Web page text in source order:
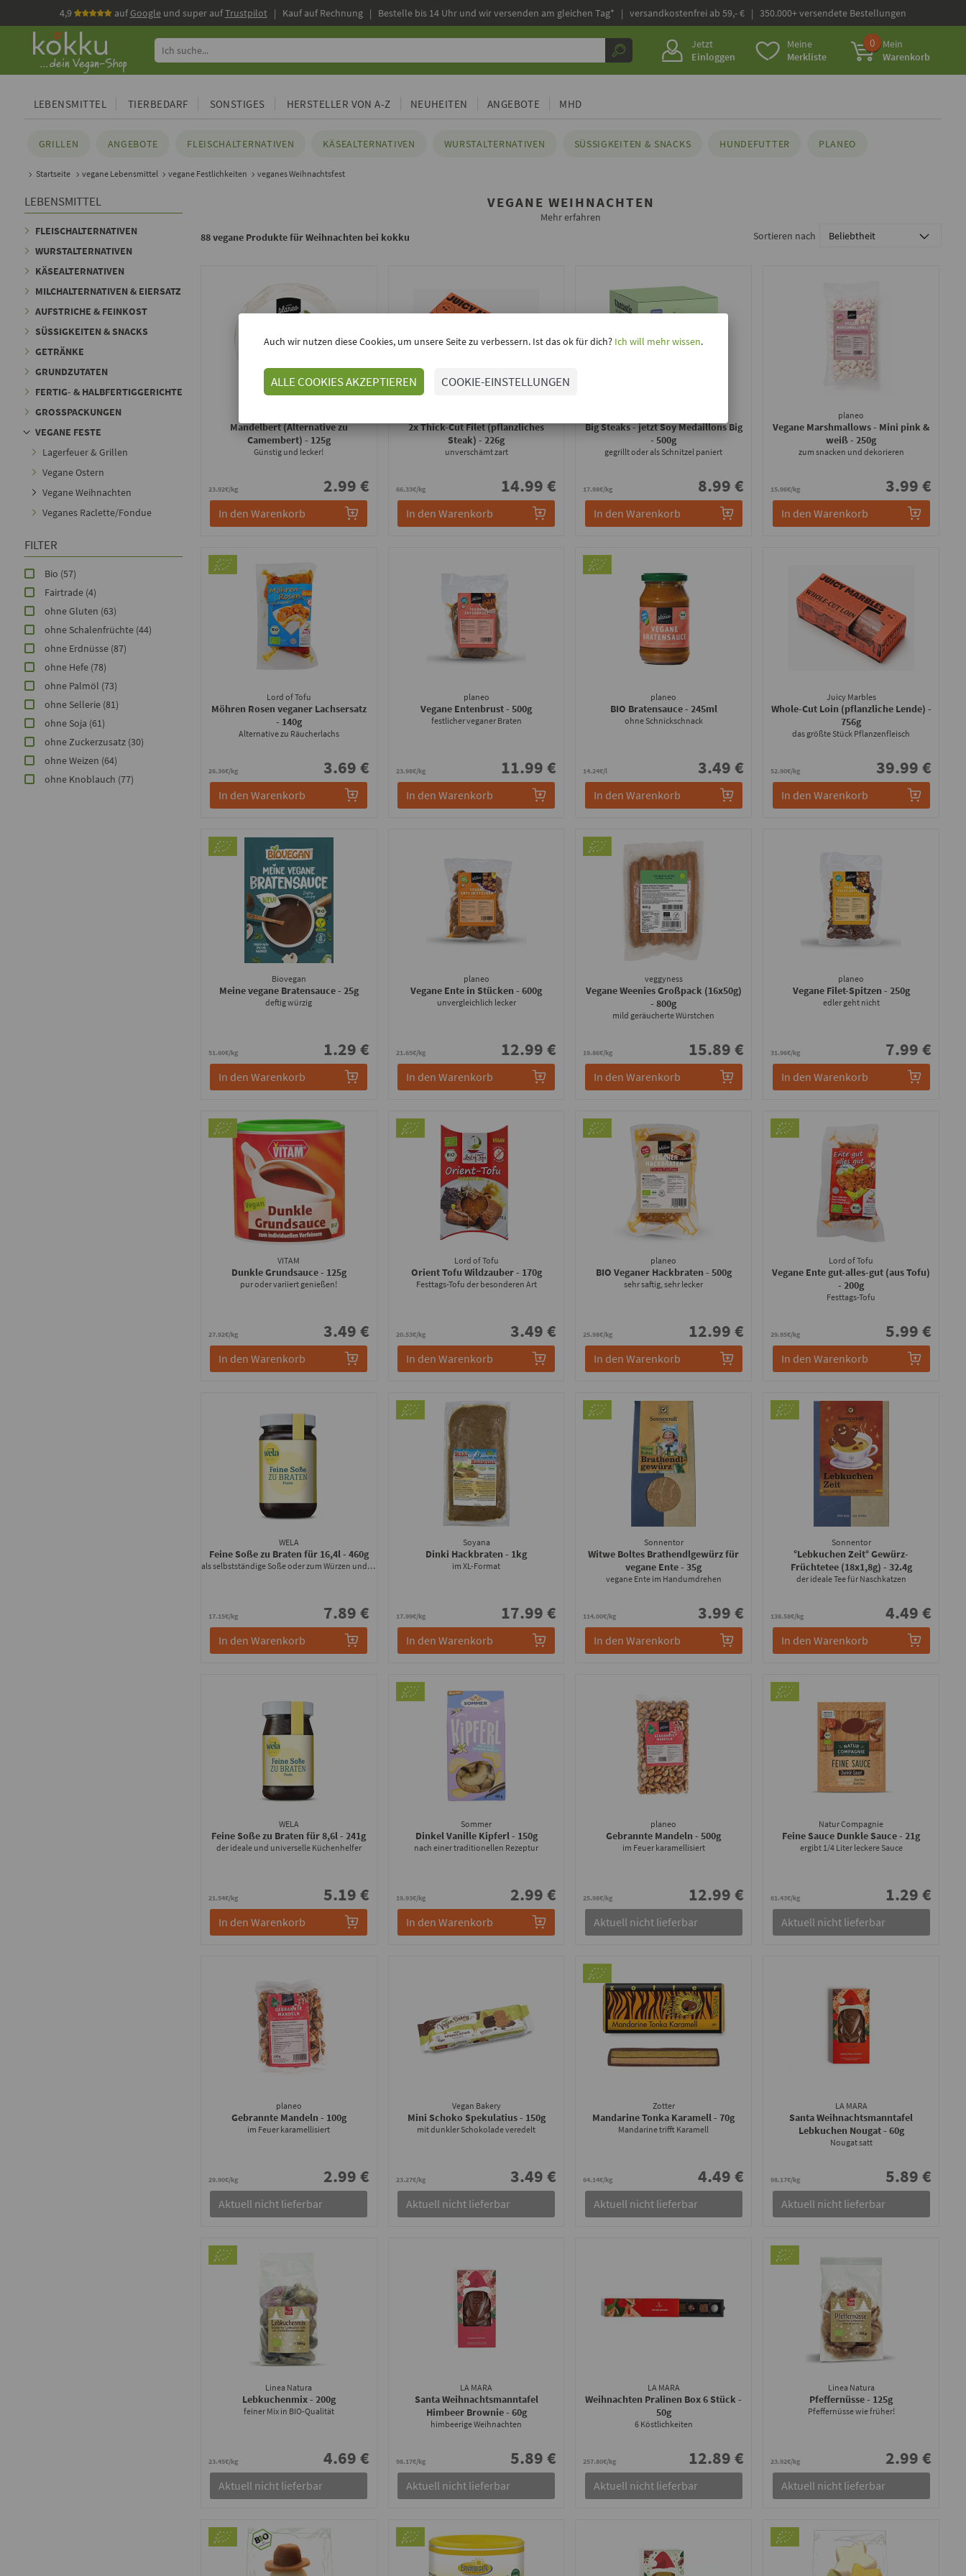
4,9 aufGoogleund super aufTrustpilot| Kauf auf Rechnung | Bestelle bis 14 Uhr und wir versenden am gleichen Tag* | versandkostenfrei ab 59,- € | 350.000+ versendete Bestellungen
Jetzt
Einloggen
Meine
Merkliste
0
Mein
Warenkorb
LEBENSMITTEL TIERBEDARF SONSTIGES HERSTELLER VON A-Z NEUHEITEN ANGEBOTE MHD
GRILLEN ANGEBOTE FLEISCHALTERNATIVEN KÄSEALTERNATIVEN WURSTALTERNATIVEN SÜSSIGKEITEN & SNACKS HUNDEFUTTER PLANEO
Startseite vegane Lebensmittel vegane Festlichkeiten veganes Weihnachtsfest
LEBENSMITTEL
FLEISCHALTERNATIVEN
WURSTALTERNATIVEN
KÄSEALTERNATIVEN
MILCHALTERNATIVEN & EIERSATZ
AUFSTRICHE & FEINKOST
SÜSSIGKEITEN & SNACKS
GETRÄNKE
GRUNDZUTATEN
FERTIG- & HALBFERTIGGERICHTE
GROSSPACKUNGEN
VEGANE FESTE
Lagerfeuer & Grillen
Vegane Ostern
Vegane Weihnachten
Veganes Raclette/Fondue
FILTER
Bio (57)
Fairtrade (4)
ohne Gluten (63)
ohne Schalenfrüchte (44)
ohne Erdnüsse (87)
ohne Hefe (78)
ohne Palmöl (73)
ohne Sellerie (81)
ohne Soja (61)
ohne Zuckerzusatz (30)
ohne Weizen (64)
ohne Knoblauch (77)
VEGANE WEIHNACHTEN
Mehr erfahren
88 vegane Produkte für Weihnachten bei kokku
Sortieren nach
Mandelbert (Alternative zu
Camembert) - 125g
Günstig und lecker!
23.92€/kg 2.99 €
In den Warenkorb
2x Thick-Cut Filet (pflanzliches
Steak) - 226g
unverschämt zart
66.33€/kg 14.99 €
In den Warenkorb
Big Steaks - jetzt Soy Medaillons Big
- 500g
gegrillt oder als Schnitzel paniert
17.98€/kg 8.99 €
In den Warenkorb
planeo
Vegane Marshmallows - Mini pink &
weiß- 250g
zum snacken und dekorieren
15.96€/kg 3.99 €
In den Warenkorb
Lord of Tofu
Möhren Rosen veganer Lachsersatz
- 140g
Alternative zu Räucherlachs
26.36€/kg 3.69 €
In den Warenkorb
planeo
Vegane Entenbrust- 500g
festlicher veganer Braten
23.98€/kg 11.99 €
In den Warenkorb
planeo
BIO Bratensauce- 245ml
ohne Schnickschnack
14.24€/l 3.49 €
In den Warenkorb
Juicy Marbles
Whole-Cut Loin (pflanzliche Lende) -
756g
das größte Stück Pflanzenfleisch
52.90€/kg 39.99 €
In den Warenkorb
Biovegan
Meine vegane Bratensauce- 25g
deftig würzig
51.60€/kg 1.29 €
In den Warenkorb
planeo
Vegane Ente in Stücken - 600g
unvergleichlich lecker
21.65€/kg 12.99 €
In den Warenkorb
veggyness
Vegane Weenies Großpack (16x50g)
- 800g
mild geräucherte Würstchen
19.86€/kg 15.89 €
In den Warenkorb
planeo
Vegane Filet-Spitzen - 250g
edler geht nicht
31.96€/kg 7.99 €
In den Warenkorb
VITAM
Dunkle Grundsauce- 125g
pur oder variiert genießen!
27.92€/kg 3.49 €
In den Warenkorb
Lord of Tofu
Orient Tofu Wildzauber- 170g
Festtags-Tofu der besonderen Art
20.53€/kg 3.49 €
In den Warenkorb
planeo
BIO Veganer Hackbraten - 500g
sehr saftig, sehr lecker
25.98€/kg 12.99 €
In den Warenkorb
Lord of Tofu
Vegane Ente gut-alles-gut (aus Tofu)
- 200g
Festtags-Tofu
29.95€/kg 5.99 €
In den Warenkorb
WELA
Feine Soße zu Braten für 16,4l- 460g
als selbstständige Soße oder zum Würzen und Verfeinern
17.15€/kg 7.89 €
In den Warenkorb
Soyana
Dinki Hackbraten - 1kg
im XL-Format
17.99€/kg 17.99 €
In den Warenkorb
Sonnentor
Witwe Boltes Brathendlgewürz für
vegane Ente- 35g
vegane Ente im Handumdrehen
114.00€/kg 3.99 €
In den Warenkorb
Sonnentor
°Lebkuchen Zeit° Gewürz-
Früchtetee (18x1,8g) - 32.4g
der ideale Tee für Naschkatzen
138.58€/kg 4.49 €
In den Warenkorb
WELA
Feine Soße zu Braten für 8,6l- 241g
der ideale und universelle Küchenhelfer
21.54€/kg 5.19 €
In den Warenkorb
Sommer
Dinkel Vanille Kipferl- 150g
nach einer traditionellen Rezeptur
19.93€/kg 2.99 €
In den Warenkorb
planeo
Gebrannte Mandeln- 500g
im Feuer karamellisiert
25.98€/kg 12.99 €
Aktuell nicht lieferbar
Natur Compagnie
Feine Sauce Dunkle Sauce- 21g
ergibt 1/4 Liter leckere Sauce
61.43€/kg 1.29 €
Aktuell nicht lieferbar
planeo
Gebrannte Mandeln - 100g
im Feuer karamellisiert
29.90€/kg 2.99 €
Aktuell nicht lieferbar
Vegan Bakery
Mini Schoko Spekulatius- 150g
mit dunkler Schokolade veredelt
23.27€/kg 3.49 €
Aktuell nicht lieferbar
Zotter
Mandarine Tonka Karamell- 70g
Mandarine trifft Karamell
64.14€/kg 4.49 €
Aktuell nicht lieferbar
LA MARA
Santa Weihnachtsmanntafel
Lebkuchen Nougat- 60g
Nougat satt
98.17€/kg 5.89 €
Aktuell nicht lieferbar
Linea Natura
Lebkuchenmix- 200g
feiner Mix in BIO-Qualität
23.45€/kg 4.69 €
Aktuell nicht lieferbar
LA MARA
Santa Weihnachtsmanntafel
Himbeer Brownie- 60g
himbeerige Weihnachten
98.17€/kg 5.89 €
Aktuell nicht lieferbar
LA MARA
Weihnachten Pralinen Box 6 Stück-
50g
6 Köstlichkeiten
257.80€/kg 12.89 €
Aktuell nicht lieferbar
Linea Natura
Pfeffernüsse- 125g
Pfeffernüsse wie früher!
23.92€/kg 2.99 €
Aktuell nicht lieferbar
Auch wir nutzen diese Cookies, um unsere Seite zu verbessern. Ist das ok für dich?Ich will mehr wissen.
ALLE COOKIES AKZEPTIEREN COOKIE-EINSTELLUNGEN